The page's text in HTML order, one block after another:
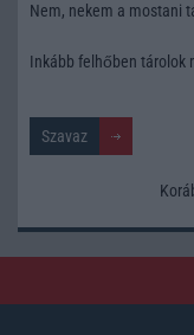
Nem, nekem a mostani
Inkább felhőben tárolok